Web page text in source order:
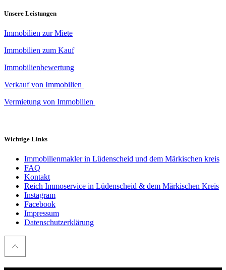
Unsere Leistungen
Immobilien zur Miete
Immobilien zum Kauf
Immobilienbewertung
Verkauf von Immobilien
Vermietung von Immobilien
Wichtige Links
Immobilienmakler in Lüdenscheid und dem Märkischen kreis
FAQ
Kontakt
Reich Immoservice in Lüdenscheid & dem Märkischen Kreis
Instagram
Facebook
Impressum
Datenschutzerklärung